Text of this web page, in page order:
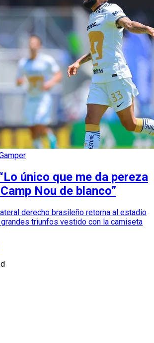
único que me da pereza
Nou de blanco”
derecho brasileño retorna al estadio
triunfos vestido con la camiseta